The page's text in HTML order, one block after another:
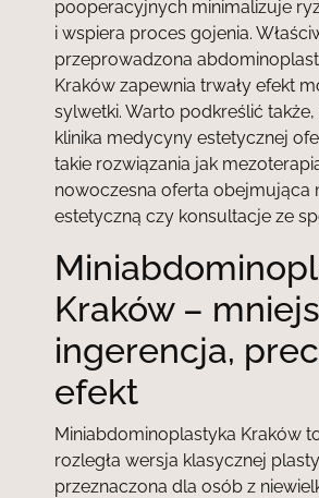
pooperacyjnych minimalizuje
i wspiera proces gojenia.
przeprowadzona
Kraków zapewnia trwały efekt
sylwetki. Warto podkreślić także,
klinika medycyny estetycznej
takie rozwiązania jak
nowoczesna oferta obejmująca
estetyczną czy konsultacje ze
Kraków –
ingerencja,
efekt
Miniabdominoplastyka Kraków
rozległa wersja klasycznej
przeznaczona dla osób z